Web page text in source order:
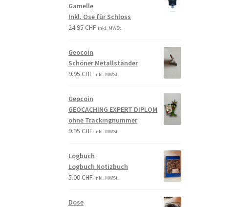
Gamelle
Inkl. Öse für Schloss
24.95CHF inkl. MWSt.
Geocoin
Schöner Metallständer
9.95CHF inkl. MWSt.
Geocoin
GEOCACHING EXPERT DIPLOM
ohne Trackingnummer
9.95CHF inkl. MWSt.
Logbuch
Logbuch Notizbuch
5.00CHF inkl. MWSt.
Dose